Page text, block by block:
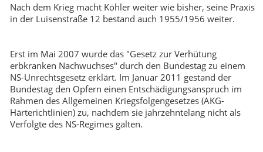
Nach dem Krieg macht Köhler weiter wie bisher, seine Praxis
in der Luisenstraße 12 bestand auch 1955/1956 weiter.
Erst im Mai 2007 wurde das "Gesetz zur Verhütung
erbkranken Nachwuchses" durch den Bundestag zu einem
NS-Unrechtsgesetz erklärt. Im Januar 2011 gestand der
Bundestag den Opfern einen Entschädigungsanspruch im
Rahmen des Allgemeinen Kriegsfolgengesetzes (AKG-
Härterichtlinien) zu, nachdem sie jahrzehntelang nicht als
Verfolgte des NS-Regimes galten.